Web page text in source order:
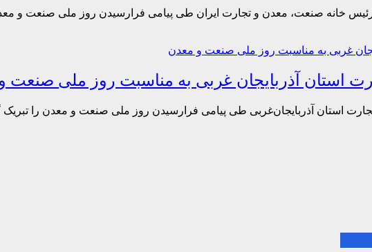
خانه صنعت، معدن و تجارت ایران طی پیامی فرارسیدن روز ملی صنعت و
استان آذربایجان غربی به مناسبت روز ملی صنعت
استان آذربایجان‌غربی طی پیامی فرارسیدن روز ملی صنعت و معدن را